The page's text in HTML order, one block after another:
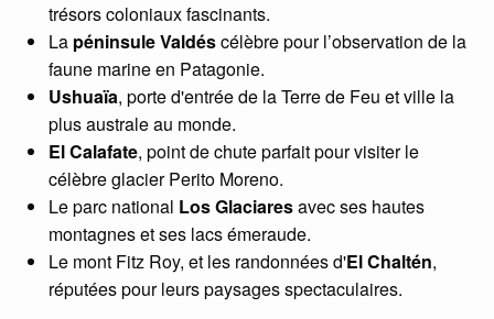
trésors coloniaux fascinants.
La péninsule Valdéscélèbre pour l’observation de la
faune marine en Patagonie.
Ushuaïa, porte d'entrée de la Terre de Feu et ville la
plus australe au monde.
El Calafate, point de chute parfait pour visiter le
célèbre glacier Perito Moreno.
Le parc national Los Glaciaresavec ses hautes
montagnes et ses lacs émeraude.
Le mont Fitz Roy, et les randonnées d'El Chaltén,
réputées pour leurs paysages spectaculaires.